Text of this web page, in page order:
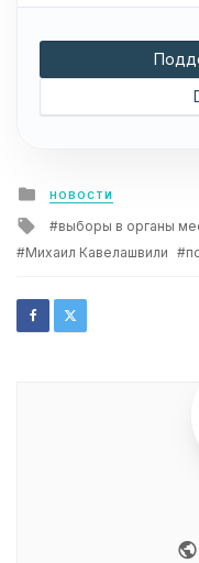
Posted
in
НОВОСТИ
Tagged
with
выборы в органы
Михаил Кавелашвили